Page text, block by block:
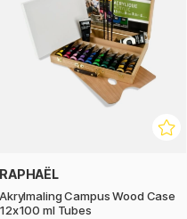
RAPHAËL
Akrylmaling Campus Wood Case
12x100 ml Tubes